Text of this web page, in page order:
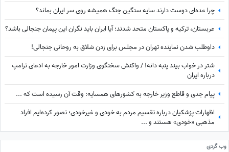
چرا عده‌ای دوست دارند سایه سنگین جنگ همیشه روی سر ایران بماند؟
عربستان، ترکیه و پاکستان متحد شدند؛ آیا ایران باید نگران این پیمان جنجالی باشد؟
داوطلب شدن نماینده تهران در مجلس برای زدن شلاق به روحانی جنجالی!
شتر در خواب بیند پنبه دانه! / واکنش سخنگوی وزارت امور خارجه به ادعای ترامپ
درباره ایران
پیام جدی و قاطع وزیر خارجه به کشورهای همسایه: وقت آن رسیده است که ...
اظهارات پزشکیان درباره تقسیم مردم به خودی و غیرخودی؛ تصور کرده‌ایم افراد
مذهبی «خودی» هستند و ...
وب گردی